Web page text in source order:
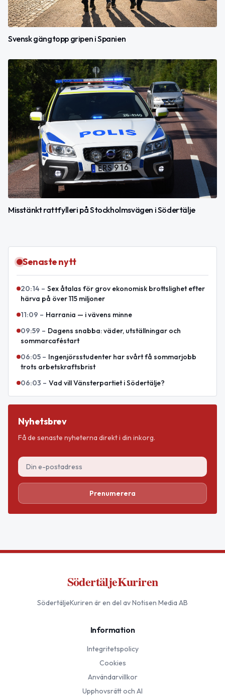
Svensk gängtopp gripen i Spanien
Misstänkt rattfylleri på Stockholmsvägen i Södertälje
Senaste nytt
20:14 – Sex åtalas för grov ekonomisk brottslighet efter
härva på över 115 miljoner
11:09 – Harrania — i vävens minne
09:59 – Dagens snabba: väder, utställningar och
sommarcaféstart
06:05 – Ingenjörsstudenter har svårt få sommarjobb
trots arbetskraftsbrist
06:03 – Vad vill Vänsterpartiet i Södertälje?
Nyhetsbrev
Få de senaste nyheterna direkt i din inkorg.
Prenumerera
SödertäljeKuriren
SödertäljeKuriren är en del av Notisen Media AB
Information
Integritetspolicy
Cookies
Användarvillkor
Upphovsrätt och AI